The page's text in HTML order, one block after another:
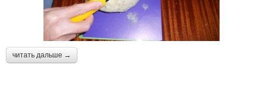
читать дальше →